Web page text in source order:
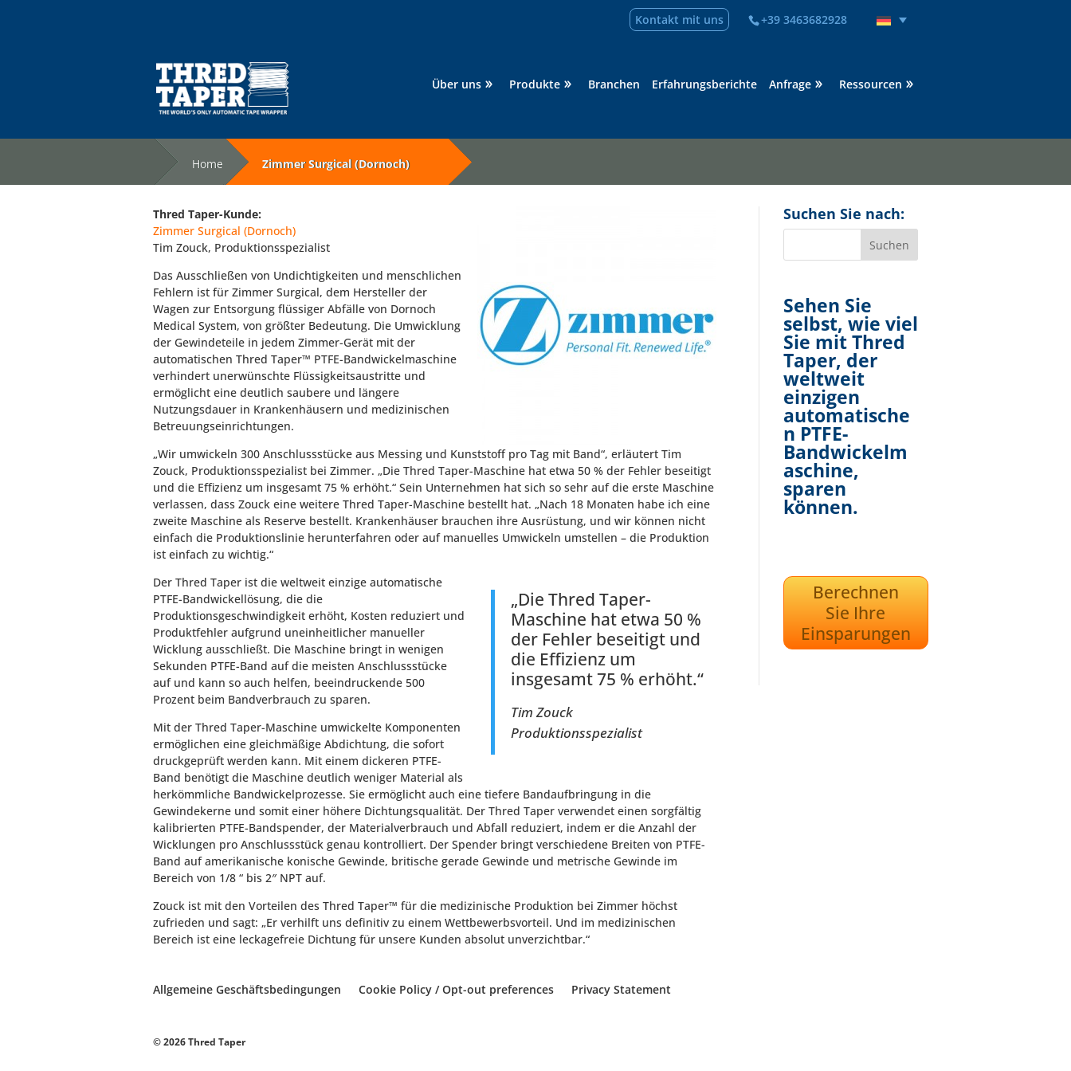
Kontakt mit uns +39 3463682928
Über uns Produkte Branchen Erfahrungsberichte Anfrage Ressourcen
Home Zimmer Surgical (Dornoch)
Thred Taper-Kunde:
Zimmer Surgical (Dornoch)
Tim Zouck, Produktionsspezialist
Das Ausschließen von Undichtigkeiten und menschlichen
Fehlern ist für Zimmer Surgical, dem Hersteller der
Wagen zur Entsorgung flüssiger Abfälle von Dornoch
Medical System, von größter Bedeutung. Die Umwicklung
der Gewindeteile in jedem Zimmer-Gerät mit der
automatischen Thred Taper™ PTFE-Bandwickelmaschine
verhindert unerwünschte Flüssigkeitsaustritte und
ermöglicht eine deutlich saubere und längere
Nutzungsdauer in Krankenhäusern und medizinischen
Betreuungseinrichtungen.
„Wir umwickeln 300 Anschlussstücke aus Messing und Kunststoff pro Tag mit Band“, erläutert Tim
Zouck, Produktionsspezialist bei Zimmer. „Die Thred Taper-Maschine hat etwa 50 % der Fehler beseitigt
und die Effizienz um insgesamt 75 % erhöht.“ Sein Unternehmen hat sich so sehr auf die erste Maschine
verlassen, dass Zouck eine weitere Thred Taper-Maschine bestellt hat. „Nach 18 Monaten habe ich eine
zweite Maschine als Reserve bestellt. Krankenhäuser brauchen ihre Ausrüstung, und wir können nicht
einfach die Produktionslinie herunterfahren oder auf manuelles Umwickeln umstellen – die Produktion
ist einfach zu wichtig.“
„Die Thred Taper-
Maschine hat etwa 50 %
der Fehler beseitigt und
die Effizienz um
insgesamt 75 % erhöht.“
Tim Zouck
Produktionsspezialist
Der Thred Taper ist die weltweit einzige automatische
PTFE-Bandwickellösung, die die
Produktionsgeschwindigkeit erhöht, Kosten reduziert und
Produktfehler aufgrund uneinheitlicher manueller
Wicklung ausschließt. Die Maschine bringt in wenigen
Sekunden PTFE-Band auf die meisten Anschlussstücke
auf und kann so auch helfen, beeindruckende 500
Prozent beim Bandverbrauch zu sparen.
Mit der Thred Taper-Maschine umwickelte Komponenten
ermöglichen eine gleichmäßige Abdichtung, die sofort
druckgeprüft werden kann. Mit einem dickeren PTFE-
Band benötigt die Maschine deutlich weniger Material als
herkömmliche Bandwickelprozesse. Sie ermöglicht auch eine tiefere Bandaufbringung in die
Gewindekerne und somit einer höhere Dichtungsqualität. Der Thred Taper verwendet einen sorgfältig
kalibrierten PTFE-Bandspender, der Materialverbrauch und Abfall reduziert, indem er die Anzahl der
Wicklungen pro Anschlussstück genau kontrolliert. Der Spender bringt verschiedene Breiten von PTFE-
Band auf amerikanische konische Gewinde, britische gerade Gewinde und metrische Gewinde im
Bereich von 1/8 “ bis 2″ NPT auf.
Zouck ist mit den Vorteilen des Thred Taper™ für die medizinische Produktion bei Zimmer höchst
zufrieden und sagt: „Er verhilft uns definitiv zu einem Wettbewerbsvorteil. Und im medizinischen
Bereich ist eine leckagefreie Dichtung für unsere Kunden absolut unverzichtbar.“
Suchen Sie nach:
Sehen Sie
selbst, wie viel
Sie mit Thred
Taper, der
weltweit
einzigen
automatische
n PTFE-
Bandwickelm
aschine,
sparen
können.
Berechnen
Sie Ihre
Einsparungen
Allgemeine Geschäftsbedingungen Cookie Policy / Opt-out preferences Privacy Statement
© 2026 Thred Taper